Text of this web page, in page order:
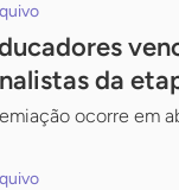
da
ocorre em